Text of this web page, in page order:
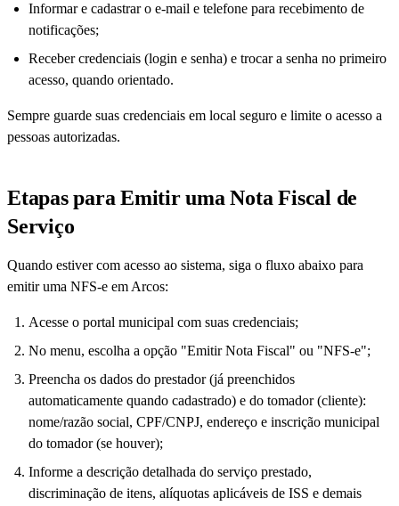
Informar e cadastrar o e-mail e telefone para recebimento de
notificações;
Receber credenciais (login e senha) e trocar a senha no primeiro
acesso, quando orientado.
Sempre guarde suas credenciais em local seguro e limite o acesso a
pessoas autorizadas.
Etapas para Emitir uma Nota Fiscal de
Serviço
Quando estiver com acesso ao sistema, siga o fluxo abaixo para
emitir uma NFS-e em Arcos:
Acesse o portal municipal com suas credenciais;
No menu, escolha a opção "Emitir Nota Fiscal" ou "NFS-e";
Preencha os dados do prestador (já preenchidos
automaticamente quando cadastrado) e do tomador (cliente):
nome/razão social, CPF/CNPJ, endereço e inscrição municipal
do tomador (se houver);
Informe a descrição detalhada do serviço prestado,
discriminação de itens, alíquotas aplicáveis de ISS e demais